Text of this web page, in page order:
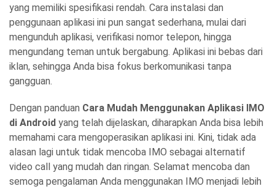
yang memiliki spesifikasi rendah. Cara instalasi dan
penggunaan aplikasi ini pun sangat sederhana, mulai dari
mengunduh aplikasi, verifikasi nomor telepon, hingga
mengundang teman untuk bergabung. Aplikasi ini bebas dari
iklan, sehingga Anda bisa fokus berkomunikasi tanpa
gangguan.
Dengan panduan Cara Mudah Menggunakan Aplikasi IMO
di Android yang telah dijelaskan, diharapkan Anda bisa lebih
memahami cara mengoperasikan aplikasi ini. Kini, tidak ada
alasan lagi untuk tidak mencoba IMO sebagai alternatif
video call yang mudah dan ringan. Selamat mencoba dan
semoga pengalaman Anda menggunakan IMO menjadi lebih